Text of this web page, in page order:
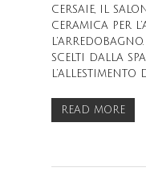
CERSAIE, IL
CERAMICA PER
SCELTI DALLA
READ MORE